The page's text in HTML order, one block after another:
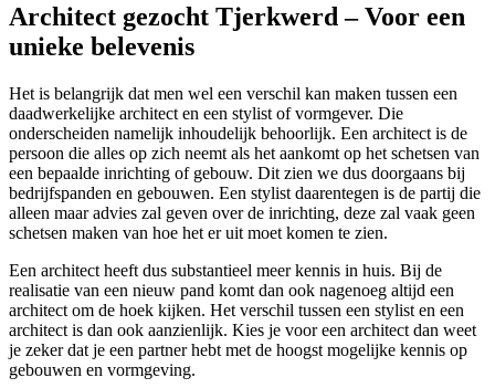
Architect gezocht Tjerkwerd – Voor een
unieke belevenis
Het is belangrijk dat men wel een verschil kan maken tussen een
daadwerkelijke architect en een stylist of vormgever. Die
onderscheiden namelijk inhoudelijk behoorlijk. Een architect is de
persoon die alles op zich neemt als het aankomt op het schetsen van
een bepaalde inrichting of gebouw. Dit zien we dus doorgaans bij
bedrijfspanden en gebouwen. Een stylist daarentegen is de partij die
alleen maar advies zal geven over de inrichting, deze zal vaak geen
schetsen maken van hoe het er uit moet komen te zien.
Een architect heeft dus substantieel meer kennis in huis. Bij de
realisatie van een nieuw pand komt dan ook nagenoeg altijd een
architect om de hoek kijken. Het verschil tussen een stylist en een
architect is dan ook aanzienlijk. Kies je voor een architect dan weet
je zeker dat je een partner hebt met de hoogst mogelijke kennis op
gebouwen en vormgeving.